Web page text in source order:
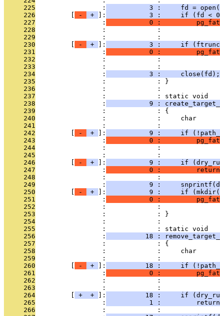
     225
                 :
3 :     fd =
     226
- + ]:
3 :     if (fd <
     227
                 :
0 :
     228
:             :
     229
                 :             :
     230
- + ]:
3 :     if
     231
                 :
0 :
     232
:             :
     233
                 :             :
     234
                 :
           3 :     close(fd);
     235
                 :             : }
     236
                 :             :
     237
                 :             : static void
     238
                 :
9 :
     239
                 :             : {
     240
:             :     char
     241
                 :             :
     242
- + ]:
9 :     if
     243
                 :
0 :
     244
:             :
     245
                 :             :
     246
- + ]:
9 :     if
     247
                 :
0 :
     248
                 :             :
     249
                 :
9 :
     250
- + ]:
9 :     if
     251
                 :
0 :
     252
:             :
     253
                 :             : }
     254
                 :             :
     255
                 :             : static void
     256
                 :
18 :
     257
                 :             : {
     258
:             :     char
     259
                 :             :
     260
- + ]:
18 :     if
     261
                 :
0 :
     262
:             :
     263
                 :             :
     264
+ + ]:
18 :     if
     265
                 :
1 :
     266
                 :             :